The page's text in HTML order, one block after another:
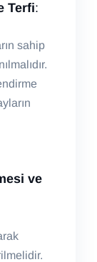
Terfi:
sahip
ve